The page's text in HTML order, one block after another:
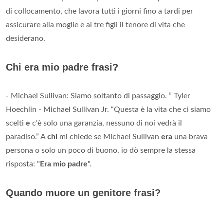
di collocamento, che lavora tutti i giorni fino a tardi per
assicurare alla moglie e ai tre figli il tenore di vita che
desiderano.
Chi era mio padre frasi?
- Michael Sullivan: Siamo soltanto di passaggio. ” Tyler
Hoechlin - Michael Sullivan Jr. “Questa è la vita che ci siamo
scelti e c'è solo una garanzia, nessuno di noi vedrà il
paradiso.” Achi mi chiede se Michael Sullivan era una brava
persona o solo un poco di buono, io dò sempre la stessa
risposta: " Era mio padre".
Quando muore un genitore frasi?